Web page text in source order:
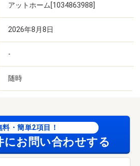
アットホーム[1034863988]
2026年8月8日
-
随時
料・簡単2項目！
にお問い合わせする